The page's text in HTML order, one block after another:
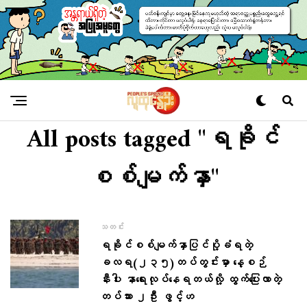
All posts tagged "ရခိုင်
စစ်မျက်နှာ"
သတင်း
ရခိုင်စစ်မျက်နှာပြင်ပို့ခံ‌ရတဲ့
ခလရ(၂၃၅)တပ်တွင်းမှာ နေ့စဉ်
နီးပါး နာရေးလုပ်နေရတယ်လို့ ထွက်ပြေးလာတဲ့
တပ်သား ၂ဦး ဖွင့်ဟ